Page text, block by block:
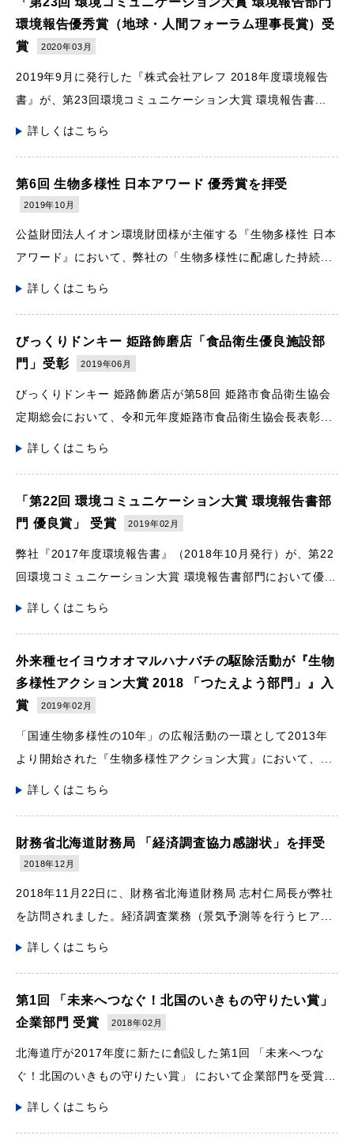
環境報告優秀賞（地球・人間フォーラム理事長賞）受
賞
2020年03月
2019年9月に発行した『株式会社アレフ 2018年度環境報告
書』が、第23回環境コミュニケーション大賞 環境報告書...
詳しくはこちら
第6回 生物多様性 日本アワード 優秀賞を拝受
2019年10月
公益財団法人イオン環境財団様が主催する『生物多様性 日本
アワード』において、弊社の「生物多様性に配慮した持続...
詳しくはこちら
びっくりドンキー 姫路飾磨店「食品衛生優良施設部
門」受彰
2019年06月
びっくりドンキー 姫路飾磨店が第58回 姫路市食品衛生協会
定期総会において、令和元年度姫路市食品衛生協会長表彰...
詳しくはこちら
「第22回 環境コミュニケーション大賞 環境報告書部
門 優良賞」 受賞
2019年02月
弊社『2017年度環境報告書』（2018年10月発行）が、第22
回環境コミュニケーション大賞 環境報告書部門において優...
詳しくはこちら
外来種セイヨウオオマルハナバチの駆除活動が『生物
多様性アクション大賞 2018 「つたえよう部門」』入
賞
2019年02月
「国連生物多様性の10年」の広報活動の一環として2013年
より開始された『生物多様性アクション大賞』において、...
詳しくはこちら
財務省北海道財務局 「経済調査協力感謝状」を拝受
2018年12月
2018年11月22日に、財務省北海道財務局 志村仁局長が弊社
を訪問されました。経済調査業務（景気予測等を行うヒア...
詳しくはこちら
第1回 「未来へつなぐ！北国のいきもの守りたい賞」
企業部門 受賞
2018年02月
北海道庁が2017年度に新たに創設した第1回 「未来へつな
ぐ！北国のいきもの守りたい賞」 において企業部門を受賞...
詳しくはこちら